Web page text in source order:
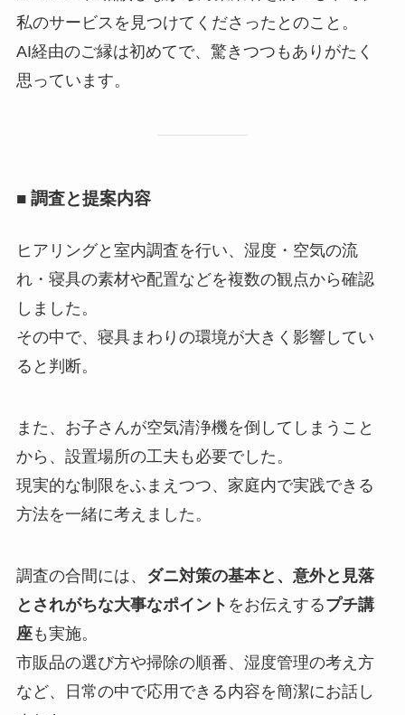
私のサービスを見つけてくださったとのこと。
AI経由のご縁は初めてで、驚きつつもありがたく
思っています。
■ 調査と提案内容
ヒアリングと室内調査を行い、湿度・空気の流
れ・寝具の素材や配置などを複数の観点から確認
しました。
その中で、寝具まわりの環境が大きく影響してい
ると判断。
また、お子さんが空気清浄機を倒してしまうこと
から、設置場所の工夫も必要でした。
現実的な制限をふまえつつ、家庭内で実践できる
方法を一緒に考えました。
調査の合間には、 ダニ対策の基本と、意外と見落
とされがちな大事なポイント をお伝えするプチ講
座も実施。
市販品の選び方や掃除の順番、湿度管理の考え方
など、日常の中で応用できる内容を簡潔にお話し